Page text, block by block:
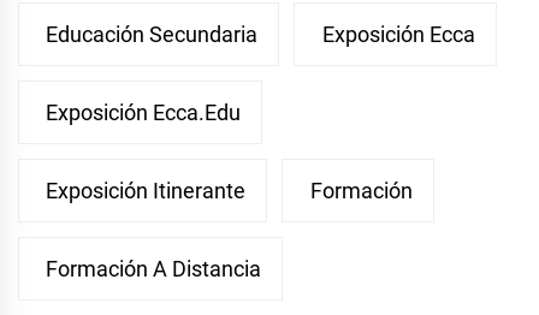
Educación Secundaria Exposición Ecca
Exposición Ecca.edu
Exposición Itinerante Formación
Formación A Distancia